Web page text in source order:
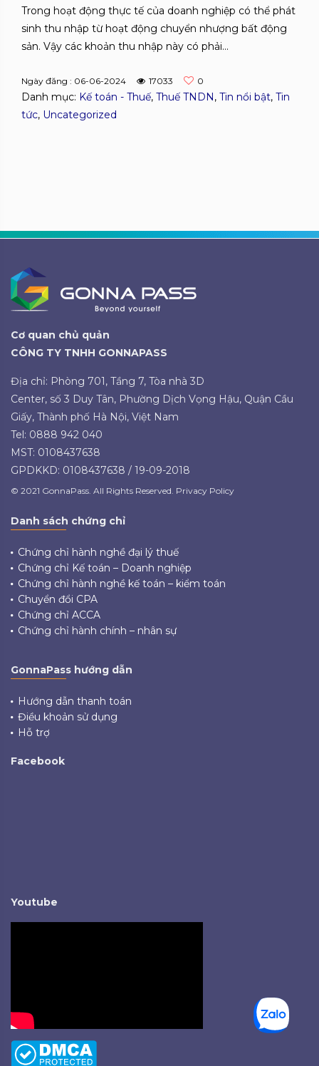
Trong hoạt động thực tế của doanh nghiệp có thể phát
sinh thu nhập từ hoạt động chuyển nhượng bất động
sản. Vậy các khoản thu nhập này có phải...
Ngày đăng : 06-06-2024 17033 0
Danh mục: Kế toán - Thuế, Thuế TNDN, Tin nổi bật, Tin
tức, Uncategorized
Cơ quan chủ quản
CÔNG TY TNHH GONNAPASS
Địa chỉ: Phòng 701, Tầng 7, Tòa nhà 3D
Center, số 3 Duy Tân, Phường Dịch Vọng Hậu, Quận Cầu
Giấy, Thành phố Hà Nội, Việt Nam
Tel: 0888 942 040
MST: 0108437638
GPDKKD: 0108437638 / 19-09-2018
© 2021 GonnaPass. All Rights Reserved. Privacy Policy
Danh sách chứng chỉ
Chứng chỉ hành nghề đại lý thuế
Chứng chỉ Kế toán – Doanh nghiệp
Chứng chỉ hành nghề kế toán – kiểm toán
Chuyển đổi CPA
Chứng chỉ ACCA
Chứng chỉ hành chính – nhân sự
GonnaPass hướng dẫn
Hướng dẫn thanh toán
Điều khoản sử dụng
Hỗ trợ
Facebook
Youtube